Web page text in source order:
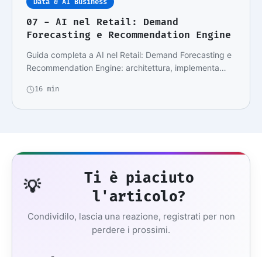
Data & AI Business
07 - AI nel Retail: Demand
Forecasting e Recommendation Engine
Guida completa a AI nel Retail: Demand Forecasting e
Recommendation Engine: architettura, implementa…
16 min
💡
Ti è piaciuto
l'articolo?
Condividilo, lascia una reazione, registrati per non
perdere i prossimi.